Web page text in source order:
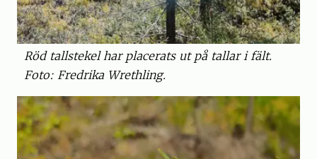
Röd tallstekel har placerats ut på tallar i fält.
Foto: Fredrika Wrethling.